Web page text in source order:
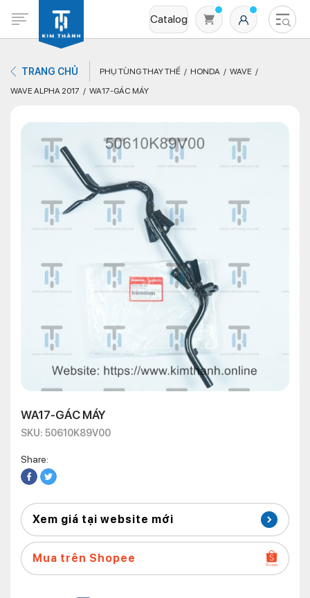
Catalog
Không có sản phẩm nào trong giỏ hàng
TRANG CHỦ PHỤ TÙNG THAY THẾ HONDA
WAVE
WAVE ALPHA 2017
WA17-GÁC MÁY
WA17-GÁC MÁY
SKU: 50610K89V00
Share:
Xem giá tại website mới
Mua trên Shopee